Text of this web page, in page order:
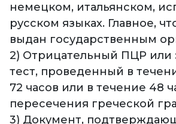
немецком, итальянском,
русском языках. Главное,
выдан государственным
2) Отрицательный ПЦР или
тест, проведенный в
72 часов или в течение 48
пересечения греческой
3) Документ,